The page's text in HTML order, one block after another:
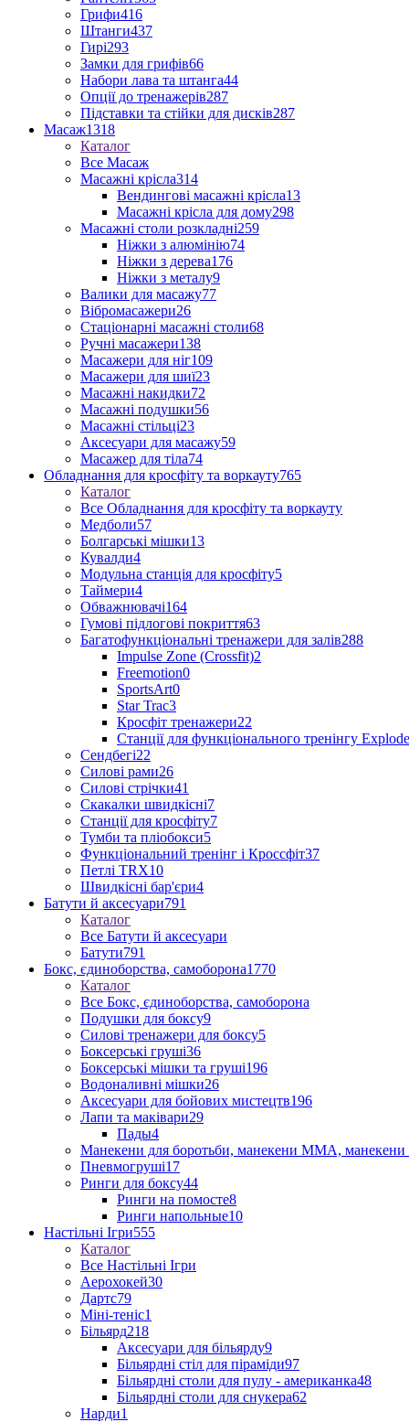
Грифи416
Штанги437
Гирі293
Замки для грифів66
Набори лава та штанга44
Опції до тренажерів287
Підставки та стійки для дисків287
Масаж1318
Каталог
Все Масаж
Масажні крісла314
Вендингові масажні крісла13
Масажні крісла для дому298
Масажні столи розкладні259
Ніжки з алюмінію74
Ніжки з дерева176
Ніжки з металу9
Валики для масажу77
Вібромасажери26
Стаціонарні масажні столи68
Ручні масажери138
Масажери для ніг109
Масажери для шиї23
Масажні накидки72
Масажні подушки56
Масажні стільці23
Аксесуари для масажу59
Масажер для тіла74
Обладнання для кросфіту та воркауту765
Каталог
Все Обладнання для кросфіту та воркауту
Медболи57
Болгарські мішки13
Кувалди4
Модульна станція для кросфіту5
Таймери4
Обважнювачі164
Гумові підлогові покриття63
Багатофункціональні тренажери для залів288
Impulse Zone (Crossfit)2
Freemotion0
SportsArt0
Star Trac3
Кросфіт тренажери22
Станції для функціонального тренінгу Explode
Сендбегі22
Силові рами26
Силові стрічки41
Скакалки швидкісні7
Станції для кросфіту7
Тумби та пліобокси5
Функціональний тренінг і Кроссфіт37
Петлі TRX10
Швидкісні бар'єри4
Батути й аксесуари791
Каталог
Все Батути й аксесуари
Батути791
Бокс, єдиноборства, самоборона1770
Каталог
Все Бокс, єдиноборства, самоборона
Подушки для боксу9
Силові тренажери для боксу5
Боксерські груші36
Боксерські мішки та груші196
Водоналивні мішки26
Аксесуари для бойових мистецтв196
Лапи та маківари29
Пады4
Манекени для боротьби, манекени ММА, манекени
Пневмогруші17
Ринги для боксу44
Ринги на помосте8
Ринги напольные10
Настільні Ігри555
Каталог
Все Настільні Ігри
Аерохокей30
Дартс79
Міні-теніс1
Більярд218
Аксесуари для більярду9
Більярдні стіл для піраміди97
Більярдні столи для пулу - американка48
Більярдні столи для снукера62
Нарди1